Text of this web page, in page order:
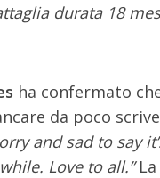
durata 18
ha confermato
da poco
and sad to say
Love to all.”La